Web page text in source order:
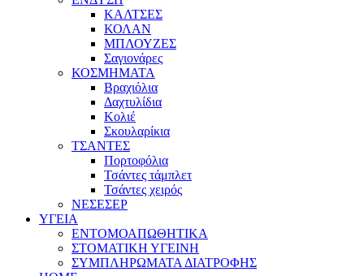
ΚΑΛΤΣΕΣ
ΚΟΛΑΝ
ΜΠΛΟΥΖΕΣ
Σαγιονάρες
ΚΟΣΜΗΜΑΤΑ
Βραχιόλια
Δαχτυλίδια
Κολιέ
Σκουλαρίκια
ΤΣΑΝΤΕΣ
Πορτοφόλια
Τσάντες τάμπλετ
Τσάντες χειρός
ΝΕΣΕΣΕΡ
ΥΓΕΙΑ
ΕΝΤΟΜΟΑΠΩΘΗΤΙΚΑ
ΣΤΟΜΑΤΙΚΗ ΥΓΕΙΝΗ
ΣΥΜΠΛΗΡΩΜΑΤΑ ΔΙΑΤΡΟΦΗΣ